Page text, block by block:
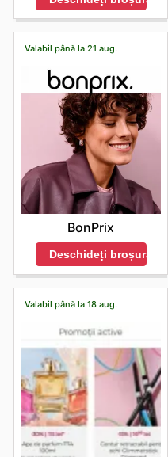
Valabil până la 21 aug.
BonPrix
Deschideți broșura
Valabil până la 18 aug.